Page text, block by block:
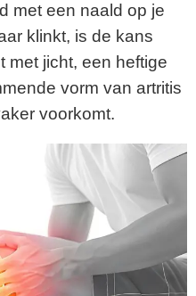
met een naald op je
klinkt, is de kans
met jicht, een heftige
vorm van artritis
voorkomt.